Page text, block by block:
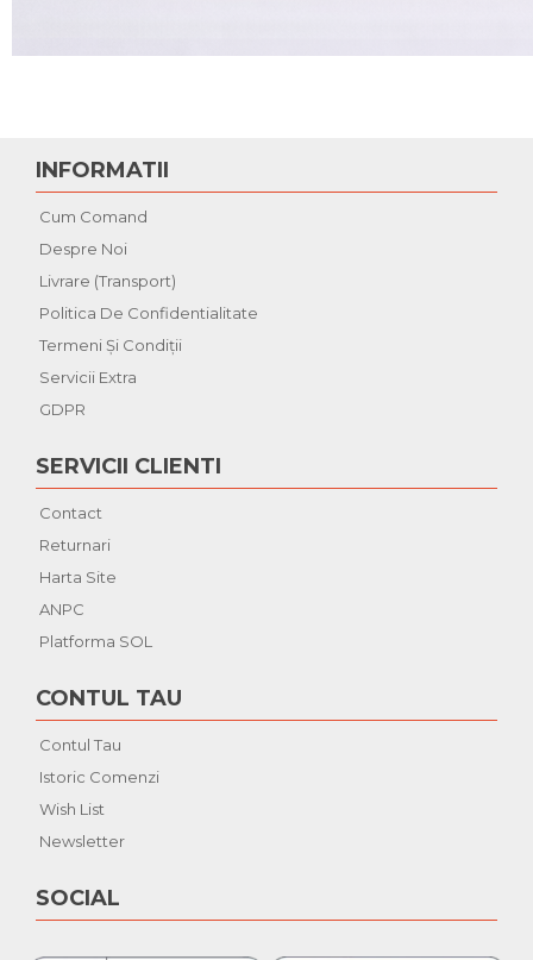
INFORMATII
Cum Comand
Despre Noi
Livrare (Transport)
Politica De Confidentialitate
Termeni Şi Condiţii
Servicii Extra
GDPR
SERVICII CLIENTI
Contact
Returnari
Harta Site
ANPC
Platforma SOL
CONTUL TAU
Contul Tau
Istoric Comenzi
Wish List
Newsletter
SOCIAL